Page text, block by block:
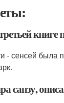
книге
- сенсей была
санзу,